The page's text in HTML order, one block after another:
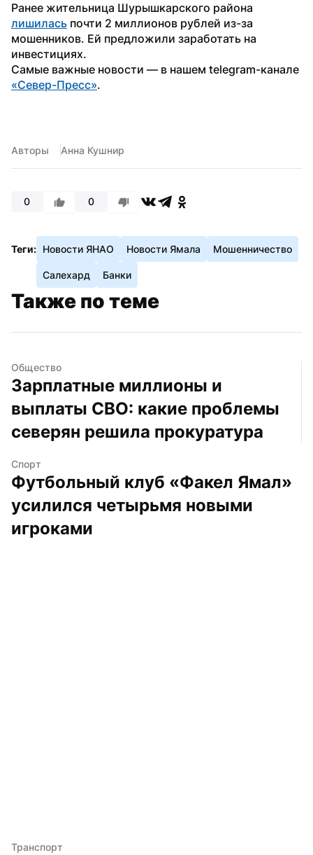
лишилась почти 2 миллионов рублей из-за
мошенников. Ей предложили заработать на
инвестициях.
«Север-Пресс».
Авторы Анна Кушнир
0 0
Теги: Новости ЯНАО Новости Ямала Мошенничество
Салехард Банки
Также по теме
Общество
Зарплатные миллионы и
выплаты СВО: какие проблемы
северян решила прокуратура
Спорт
Футбольный клуб «Факел Ямал»
усилился четырьмя новыми
игроками
Транспорт